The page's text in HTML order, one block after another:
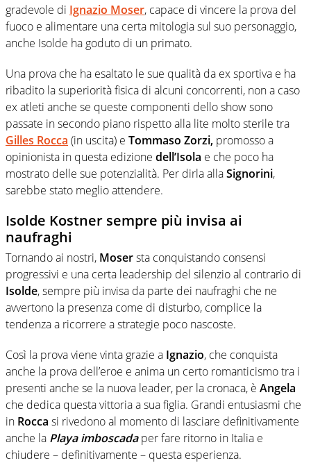
gradevole di Ignazio Moser, capace di vincere la prova del
fuoco e alimentare una certa mitologia sul suo personaggio,
anche Isolde ha goduto di un primato.
Una prova che ha esaltato le sue qualità da ex sportiva e ha
ribadito la superiorità fisica di alcuni concorrenti, non a caso
ex atleti anche se queste componenti dello show sono
passate in secondo piano rispetto alla lite molto sterile tra
Gilles Rocca (in uscita) e Tommaso Zorzi, promosso a
opinionista in questa edizione dell’Isola e che poco ha
mostrato delle sue potenzialità. Per dirla allaSignorini,
sarebbe stato meglio attendere.
Isolde Kostner sempre più invisa ai
naufraghi
Tornando ai nostri, Mosersta conquistando consensi
progressivi e una certa leadership del silenzio al contrario di
Isolde, sempre più invisa da parte dei naufraghi che ne
avvertono la presenza come di disturbo, complice la
tendenza a ricorrere a strategie poco nascoste.
Così la prova viene vinta grazie a Ignazio, che conquista
anche la prova dell’eroe e anima un certo romanticismo tra i
presenti anche se la nuova leader, per la cronaca, è Angela
che dedica questa vittoria a sua figlia. Grandi entusiasmi che
in Rocca si rivedono al momento di lasciare definitivamente
anche la Playa imboscadaper fare ritorno in Italia e
chiudere – definitivamente – questa esperienza.